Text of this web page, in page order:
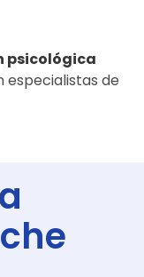
psicológica
especialistas de